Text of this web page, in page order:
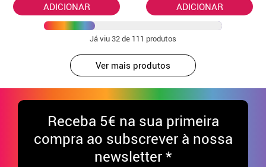
ADICIONAR ADICIONAR
Já viu32de 111 produtos
Ver mais produtos
Receba 5€ na sua primeira
compra ao subscrever à nossa
newsletter *